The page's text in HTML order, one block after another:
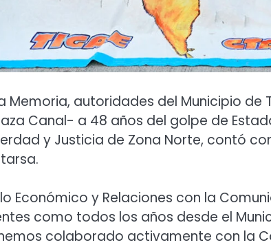
Memoria, autoridades del Municipio
Canal- a 48 años del golpe de
y Justicia de Zona Norte, contó
Económico y Relaciones con la
como todos los años desde el
colaborado activamente con la